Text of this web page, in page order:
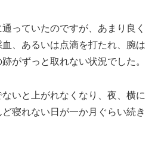
っていたのですが、あまり良く
、あるいは点滴を打たれ、腕は
がずっと取れない状況でした。
いと上がれなくなり、夜、横に
寝れない日が一か月ぐらい続き